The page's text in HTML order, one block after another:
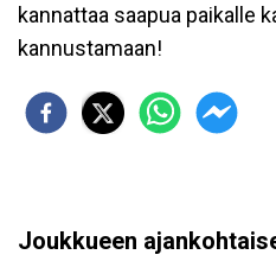
kannattaa saapua paikalle
kannustamaan!
Joukkueen